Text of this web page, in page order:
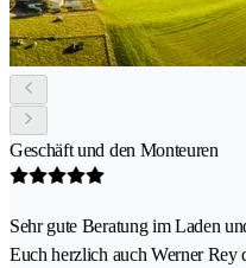
Geschäft und den Monteuren
Sehr gute Beratung im Laden
Euch herzlich auch Werner